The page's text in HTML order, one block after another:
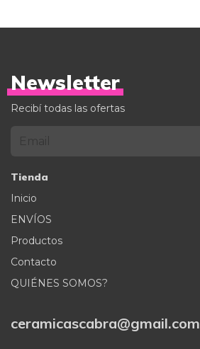
Newsletter
Recibí todas las ofertas
Tienda
Inicio
ENVÍOS
Productos
Contacto
QUIÉNES SOMOS?
ceramicascabra@gmail.com